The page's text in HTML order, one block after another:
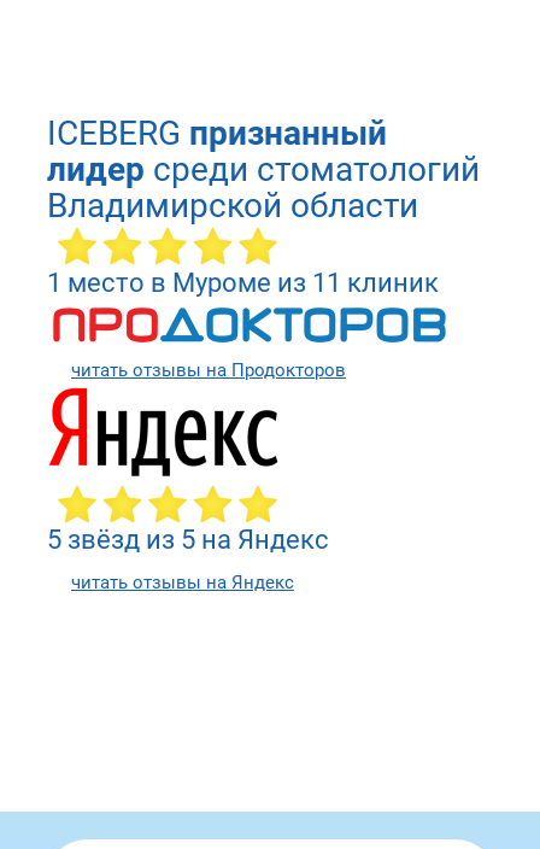
ICEBERG признанный
лидер среди стоматологий
Владимирской области
1 место в Муроме из 11 клиник
читать отзывы на Продокторов
5 звёзд из 5 на Яндекс
читать отзывы на Яндекс